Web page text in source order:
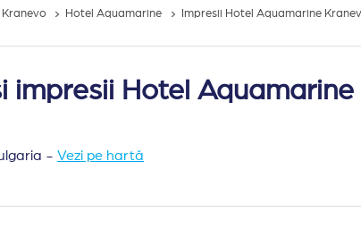
Kranevo Hotel Aquamarine Impresii Hotel Aquamarine
impresii Hotel
- Vezi pe hartă